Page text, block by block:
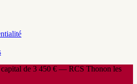
capital de 3 450 € — RCS Thonon les